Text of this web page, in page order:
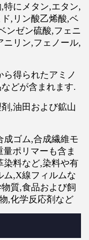
特にメタン,エタン,
,リン酸乙烯酸,ベ
ンゼン硫酸,フェニ
ニリン,フェノール,
得られたアミノ
どが含まれます.
,油田および鉱山
成ゴム,合成繊維モ
ポリマーも含ま
染料など,染料や有
ム,X線フィルムな
質,食品および飼
,化学反応剤など